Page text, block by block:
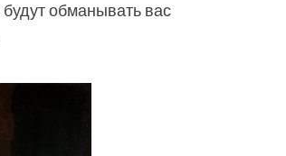
обманывать вас